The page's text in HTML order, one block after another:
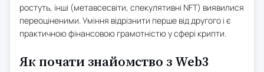
ростуть, інші (метавсесвіти, спекулятивні NFT) виявилися
переоціненими. Уміння відрізнити перше від другого і є
практичною фінансовою грамотністю у сфері крипти.
Як почати знайомство з Web3